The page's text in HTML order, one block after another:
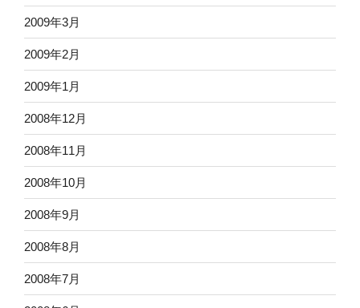
2009年3月
2009年2月
2009年1月
2008年12月
2008年11月
2008年10月
2008年9月
2008年8月
2008年7月